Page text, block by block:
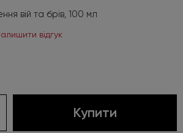
вій та брів, 100 мл
відгук
Купити